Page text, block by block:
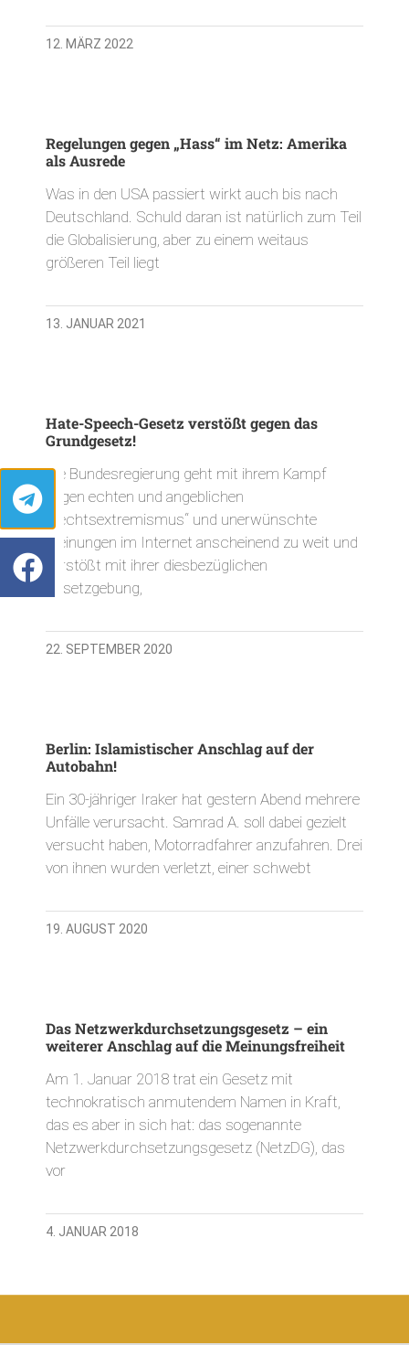
12. MÄRZ 2022
Regelungen gegen „Hass“ im Netz: Amerika
als Ausrede
Was in den USA passiert wirkt auch bis nach
Deutschland. Schuld daran ist natürlich zum Teil
die Globalisierung, aber zu einem weitaus
größeren Teil liegt
13. JANUAR 2021
Hate-Speech-Gesetz verstößt gegen das
Grundgesetz!
Die Bundesregierung geht mit ihrem Kampf
gegen echten und angeblichen
„Rechtsextremismus“ und unerwünschte
Meinungen im Internet anscheinend zu weit und
verstößt mit ihrer diesbezüglichen
Gesetzgebung,
22. SEPTEMBER 2020
Berlin: Islamistischer Anschlag auf der
Autobahn!
Ein 30-jähriger Iraker hat gestern Abend mehrere
Unfälle verursacht. Samrad A. soll dabei gezielt
versucht haben, Motorradfahrer anzufahren. Drei
von ihnen wurden verletzt, einer schwebt
19. AUGUST 2020
Das Netzwerkdurchsetzungsgesetz – ein
weiterer Anschlag auf die Meinungsfreiheit
Am 1. Januar 2018 trat ein Gesetz mit
technokratisch anmutendem Namen in Kraft,
das es aber in sich hat: das sogenannte
Netzwerkdurchsetzungsgesetz (NetzDG), das
vor
4. JANUAR 2018